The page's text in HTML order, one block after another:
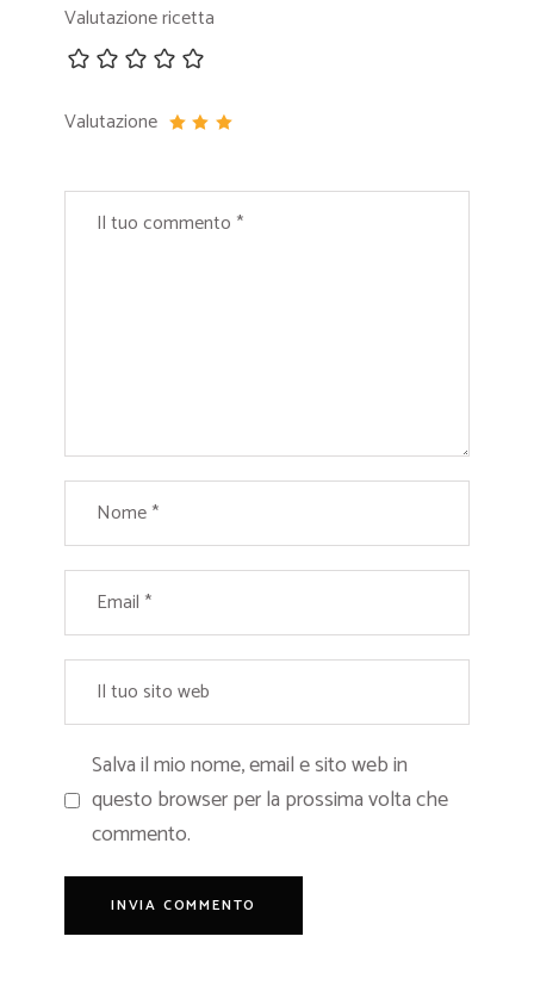
Valutazione ricetta
Valutazione
Salva il mio nome, email e sito web in
questo browser per la prossima volta che
commento.